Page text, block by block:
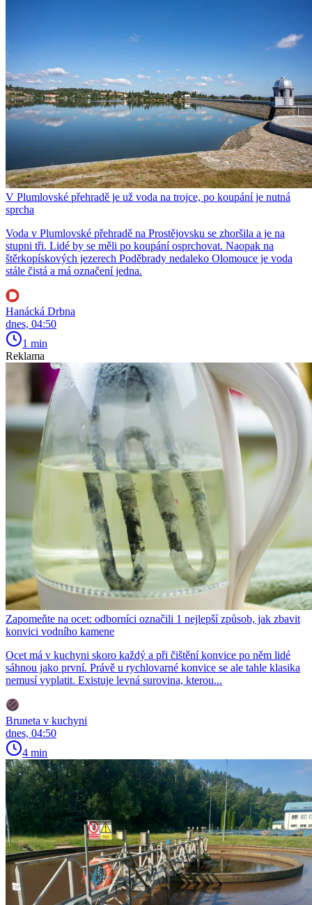
V Plumlovské přehradě je už voda na trojce, po koupání je nutná
sprcha
Voda v Plumlovské přehradě na Prostějovsku se zhoršila a je na
stupni tři. Lidé by se měli po koupání osprchovat. Naopak na
štěrkopískových jezerech Poděbrady nedaleko Olomouce je voda
stále čistá a má označení jedna.
Hanácká Drbna
dnes, 04:50
1 min
Reklama
Zapomeňte na ocet: odborníci označili 1 nejlepší způsob, jak zbavit
konvici vodního kamene
Ocet má v kuchyni skoro každý a při čištění konvice po něm lidé
sáhnou jako první. Právě u rychlovarné konvice se ale tahle klasika
nemusí vyplatit. Existuje levná surovina, kterou...
Bruneta v kuchyni
dnes, 04:50
4 min